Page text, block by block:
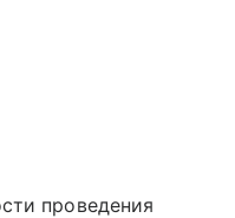
проведения